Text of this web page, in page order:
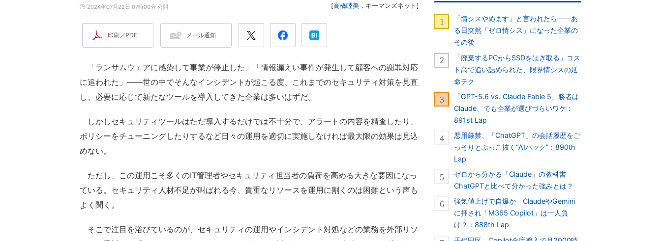
2024年07月22日 07時00分 公開 [高橋睦美 ， キーマンズネット ]
印刷／PDF メール通知
「ランサムウェアに感染して事業が停止した」「情報漏えい事件が発生して顧客への謝罪対応
に追われた」――世の中でそんなインシデントが起こる度、これまでのセキュリティ対策を見直
し、必要に応じて新たなツールを導入してきた企業は多いはずだ。
しかしセキュリティツールはただ導入するだけでは不十分で、アラートの内容を精査したり、
ポリシーをチューニングしたりするなど日々の運用を適切に実施しなければ最大限の効果は見込
めない。
ただし、この運用こそ多くのIT管理者やセキュリティ担当者の負荷を高める大きな要因になっ
ている。セキュリティ人材不足が叫ばれる今、貴重なリソースを運用に割くのは困難という声も
よく聞く。
そこで注目を浴びているのが、セキュリティの運用やインシデント対処などの業務を外部リソ
「情シスやめます」と言われたら――あ
る日突然「ゼロ情シス」になった企業の
その後
「廃棄するPCからSSDをはぎ取る」コス
ト高で追い詰められた、限界情シスの延
命テク
「GPT-5.6 vs. Claude Fable 5」勝者は
Claude、でも企業が選びづらいワケ：
891st Lap
悪用厳禁、「ChatGPT」の会話履歴をご
っそりとぶっこ抜く“AIハック”：890th
Lap
ゼロから分かる「Claude」の教科書
ChatGPTと比べて分かった強みとは？
強気値上げで自爆か ClaudeやGemini
に押され「M365 Copilot」は一人負
け？：888th Lap